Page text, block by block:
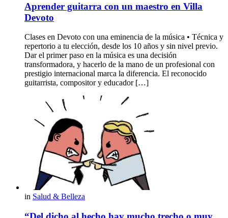
Aprender guitarra con un maestro en Villa
Devoto
Clases en Devoto con una eminencia de la música • Técnica y
repertorio a tu elección, desde los 10 años y sin nivel previo.
Dar el primer paso en la música es una decisión
transformadora, y hacerlo de la mano de un profesional con
prestigio internacional marca la diferencia. El reconocido
guitarrista, compositor y educador […]
in Salud & Belleza